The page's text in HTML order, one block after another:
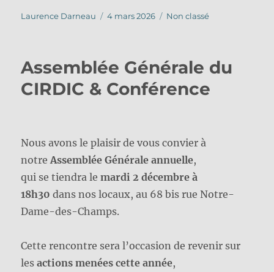
Auteur
Laurence Darneau
Publié
4 mars 2026 Catégories
Non classé
Assemblée Générale du
CIRDIC & Conférence
Nous avons le plaisir de vous convier à
notreAssemblée Générale annuelle,
qui se tiendra lemardi 2 décembre à
18h30 dans nos locaux, au 68 bis rue Notre-
Dame-des-Champs.
Cette rencontre sera l’occasion de revenir sur
lesactions menées cette année,